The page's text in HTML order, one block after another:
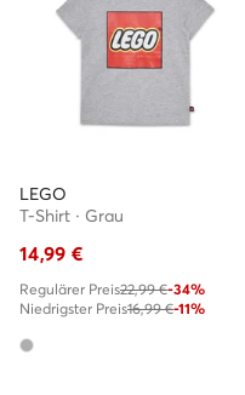
LEGO
T-Shirt · Grau
14,99 €
Regulärer Preis22,99 €-34%
Niedrigster Preis16,99 €-11%